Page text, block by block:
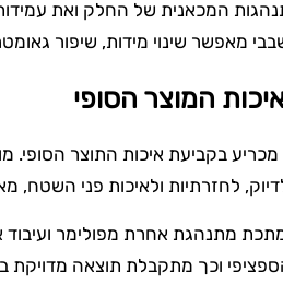
המכאנית של החלק ואת
מאפשר שינוי מידות, שיפור
המוצר הסופי
בקביעת איכות התוצר
לחזרתיות ולאיכות פני
מתנהגת אחרת מפולימר
וכך מתקבלת תוצאה מדויקת